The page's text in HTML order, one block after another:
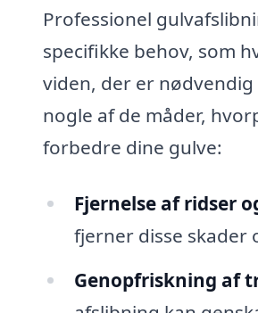
Professionel
specifikke behov, som
viden, der er
nogle af de måder,
forbedre dine gulve:
Fjernelse af ridser
fjerner disse skader
Genopfriskning af